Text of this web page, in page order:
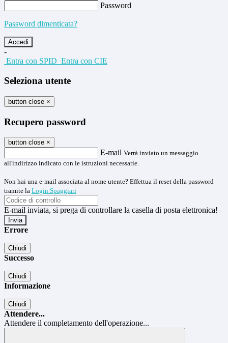
Password
Password dimenticata?
-
Entra con SPID Entra con CIE
Seleziona utente
button close ×
Recupero password
button close ×
E-mail Verrà inviato un messaggio
all'indirizzo indicato con le istruzioni necessarie.
Non hai una e-mail associata al nome utente? Effettua il reset della password
tramite la Login Spaggiari
E-mail inviata, si prega di controllare la casella di posta elettronica!
Errore
Chiudi
Successo
Chiudi
Informazione
Chiudi
Attendere...
Attendere il completamento dell'operazione...